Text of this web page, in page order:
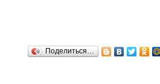
Поделиться…